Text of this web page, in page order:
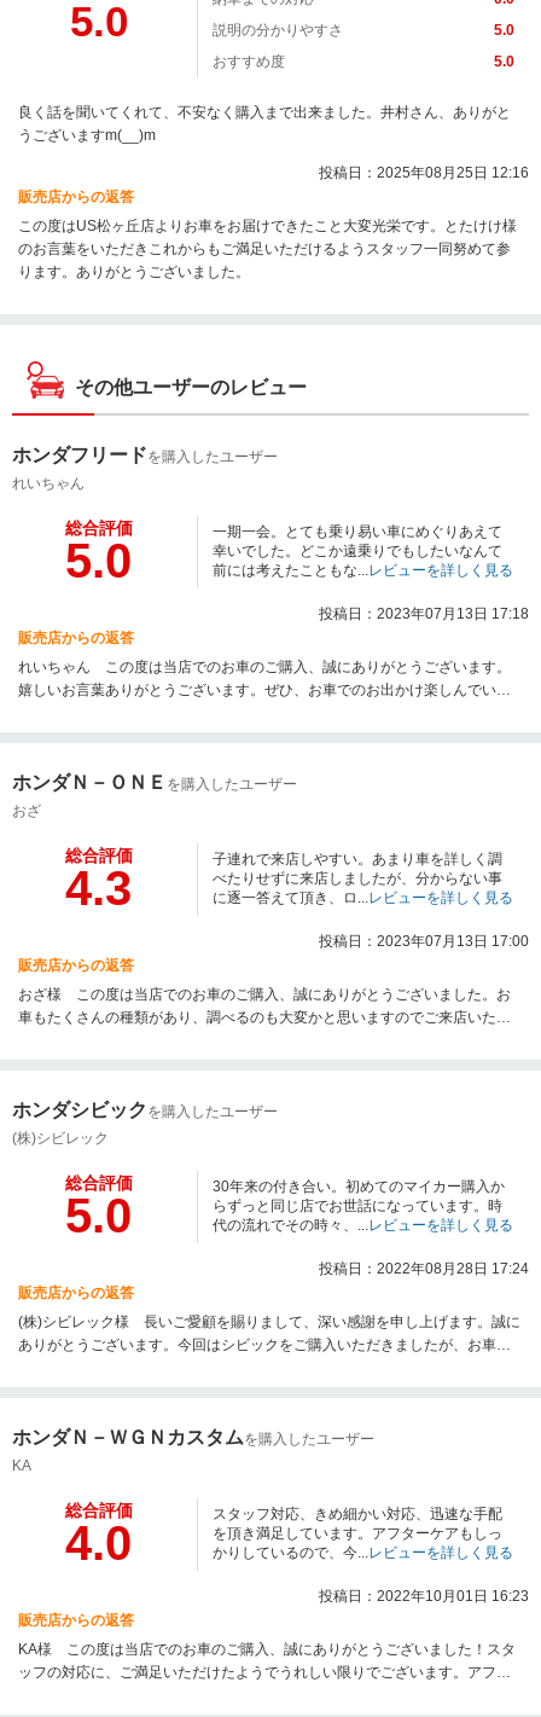
5.0
説明の分かりやすさ
5.0
おすすめ度
5.0
良く話を聞いてくれて、不安なく購入まで出来ました。井村さん、ありがと
うございますm(__)m
投稿日：2025年08月25日 12:16
販売店からの返答
この度はUS松ヶ丘店よりお車をお届けできたこと大変光栄です。とたけけ様
のお言葉をいただきこれからもご満足いただけるようスタッフ一同努めて参
ります。ありがとうございました。
その他ユーザーのレビュー
ホンダフリードを購入したユーザー
れいちゃん
総合評価
5.0
一期一会。とても乗り易い車にめぐりあえて
幸いでした。どこか遠乗りでもしたいなんて
前には考えたこともな...レビューを詳しく見る
投稿日：2023年07月13日 17:18
販売店からの返答
れいちゃん この度は当店でのお車のご購入、誠にありがとうございます。
嬉しいお言葉ありがとうございます。ぜひ、お車でのお出かけ楽しんでいた
う、今後のアフターサービスもお任せくださいませ。今後ともどうぞよろし
ホンダＮ－ＯＮＥ を購入したユーザー
おざ
総合評価
4.3
子連れで来店しやすい。あまり車を詳しく調
べたりせずに来店しましたが、分からない事
に逐一答えて頂き、ロ...レビューを詳しく見る
投稿日：2023年07月13日 17:00
販売店からの返答
おざ様 この度は当店でのお車のご購入、誠にありがとうございました。お
車もたくさんの種類があり、調べるのも大変かと思いますのでご来店いただ
しく思います。今後も何か気になった事などありましたら、お気軽にお問い
ホンダシビック を購入したユーザー
(株)シビレック
総合評価
5.0
30年来の付き合い。初めてのマイカー購入か
らずっと同じ店でお世話になっています。時
代の流れでその時々、...レビューを詳しく見る
投稿日：2022年08月28日 17:24
販売店からの返答
(株)シビレック様 長いご愛顧を賜りまして、深い感謝を申し上げます。誠に
ありがとうございます。今回はシビックをご購入いただきましたが、お車は
をはじめ、松ヶ丘スタッフ一同親切・丁寧にご対応させていただきます。こ
後ともご贔屓いただきますようよろしくお願いいたします！！
ホンダＮ－ＷＧＮカスタムを購入したユーザー
KA
総合評価
4.0
スタッフ対応、きめ細かい対応、迅速な手配
を頂き満足しています。アフターケアもしっ
かりしているので、今...レビューを詳しく見る
投稿日：2022年10月01日 16:23
販売店からの返答
KA様 この度は当店でのお車のご購入、誠にありがとうございました！スタ
ッフの対応に、ご満足いただけたようでうれしい限りでございます。アフタ